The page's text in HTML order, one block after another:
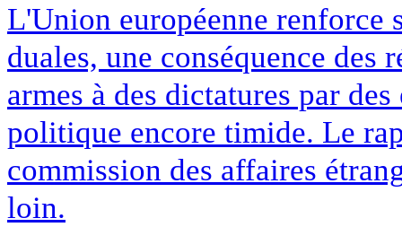
L'Union européenne renforce
duales, une conséquence des
armes à des dictatures par
politique encore timide. Le
commission des affaires
loin.